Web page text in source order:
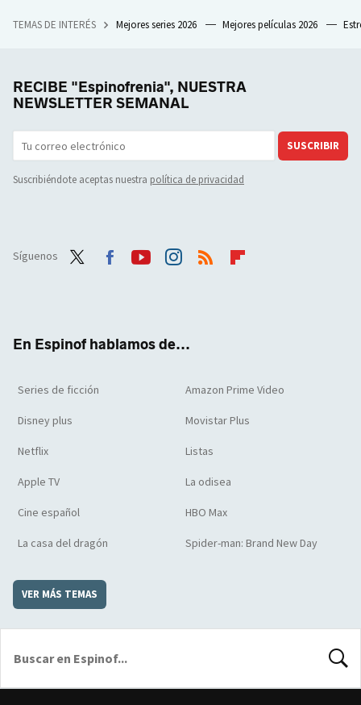
TEMAS DE INTERÉS Mejores series 2026 Mejores películas 2026
RECIBE "Espinofrenia", NUESTRA
NEWSLETTER SEMANAL
SUSCRIBIR
Suscribiéndote aceptas nuestra política de privacidad
Síguenos
En Espinof hablamos de...
Series de ficción Amazon Prime Video
Disney plus Movistar Plus
Netflix Listas
Apple TV La odisea
Cine español HBO Max
La casa del dragón Spider-man: Brand New Day
VER MÁS TEMAS